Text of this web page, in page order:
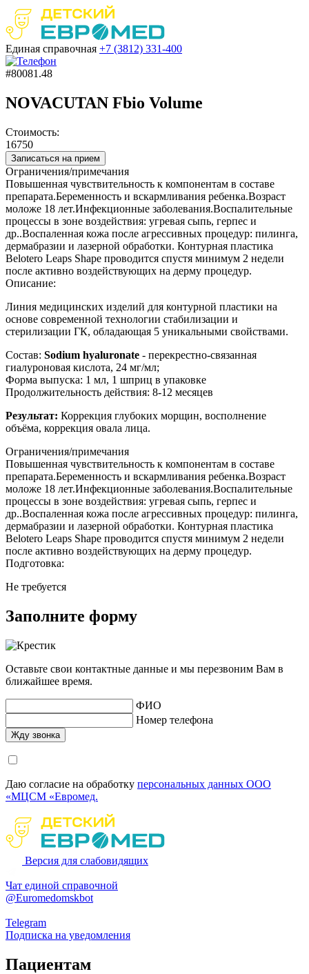
Единая справочная +7 (3812) 331-400
#80081.48
NOVACUTAN Fbio Volume
Стоимость:
16750
Записаться на прием
Ограничения/примечания
Повышенная чувствительность к компонентам в составе
препарата.Беременность и вскармливания ребенка.Возраст
моложе 18 лет.Инфекционные заболевания.Воспалительные
процессы в зоне воздействия: угревая сыпь, герпес и
др..Воспаленная кожа после агрессивных процедур: пилинга,
дермабразии и лазерной обработки. Контурная пластика
Belotero Leaps Shape проводится спустя минимум 2 недели
после активно воздействующих на дерму процедур.
Описание:
Линия медицинских изделий для контурной пластики на
основе современной технологии стабилизации и
стерилизации ГК, обладающая 5 уникальными свойствами.
Состав: Sodium hyaluronate - перекрестно-связанная
гиалуроновая кислота, 24 мг/мл;
Форма выпуска: 1 мл, 1 шприц в упаковке
Продолжительность действия: 8-12 месяцев
Результат: Коррекция глубоких морщин, восполнение
объёма, коррекция овала лица.
Ограничения/примечания
Повышенная чувствительность к компонентам в составе
препарата.Беременность и вскармливания ребенка.Возраст
моложе 18 лет.Инфекционные заболевания.Воспалительные
процессы в зоне воздействия: угревая сыпь, герпес и
др..Воспаленная кожа после агрессивных процедур: пилинга,
дермабразии и лазерной обработки. Контурная пластика
Belotero Leaps Shape проводится спустя минимум 2 недели
после активно воздействующих на дерму процедур.
Подготовка:
Не требуется
Заполните форму
Оставьте свои контактные данные и мы перезвоним Вам в
ближайшее время.
ФИО
Номер телефона
Даю согласие на обработку персональных данных ООО
«МЦСМ «Евромед.
Версия для слабовидящих
Чат единой справочной
@Euromedomskbot
Telegram
Подписка на уведомления
Пациентам